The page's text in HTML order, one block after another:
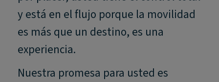
y está en el flujo porque la movilidad
es más que un destino, es una
experiencia.
Nuestra promesa para usted es